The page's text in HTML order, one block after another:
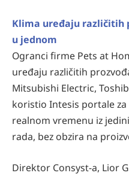
Klima uređaju različitih
u jednom
Ogranci firme Pets at
uređaju različitih
Mitsubishi Electric,
koristio Intesis portale
realnom vremenu iz
rada, bez obzira na
Direktor Consyst-a, Lior